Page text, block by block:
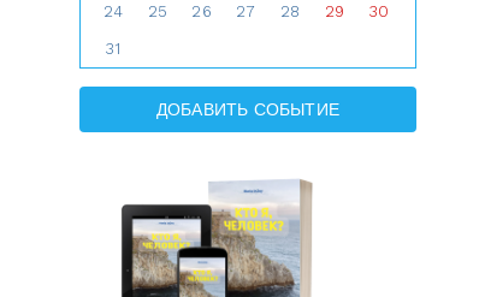
24 25 26 27 28 29 30
31
ДОБАВИТЬ СОБЫТИЕ